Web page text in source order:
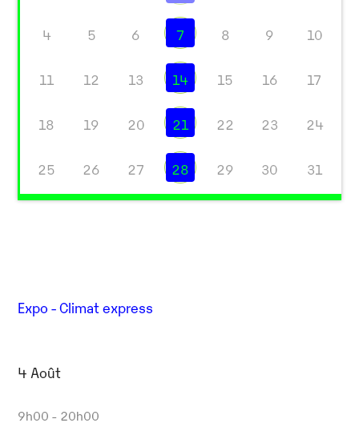
4 5 6 7 8 9 10
11 12 13 14 15 16 17
18 19 20 21 22 23 24
25 26 27 28 29 30 31
Expo - Climat express
4 Août
9h00 - 20h00